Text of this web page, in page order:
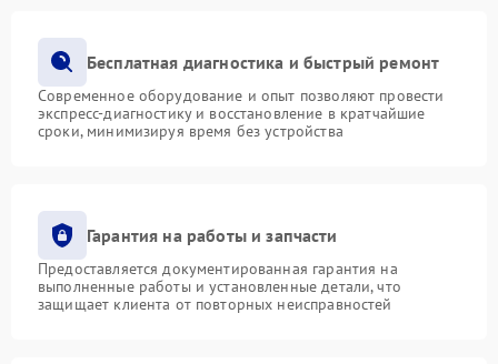
Бесплатная диагностика и быстрый ремонт
Современное оборудование и опыт позволяют провести
экспресс-диагностику и восстановление в кратчайшие
сроки, минимизируя время без устройства
Гарантия на работы и запчасти
Предоставляется документированная гарантия на
выполненные работы и установленные детали, что
защищает клиента от повторных неисправностей